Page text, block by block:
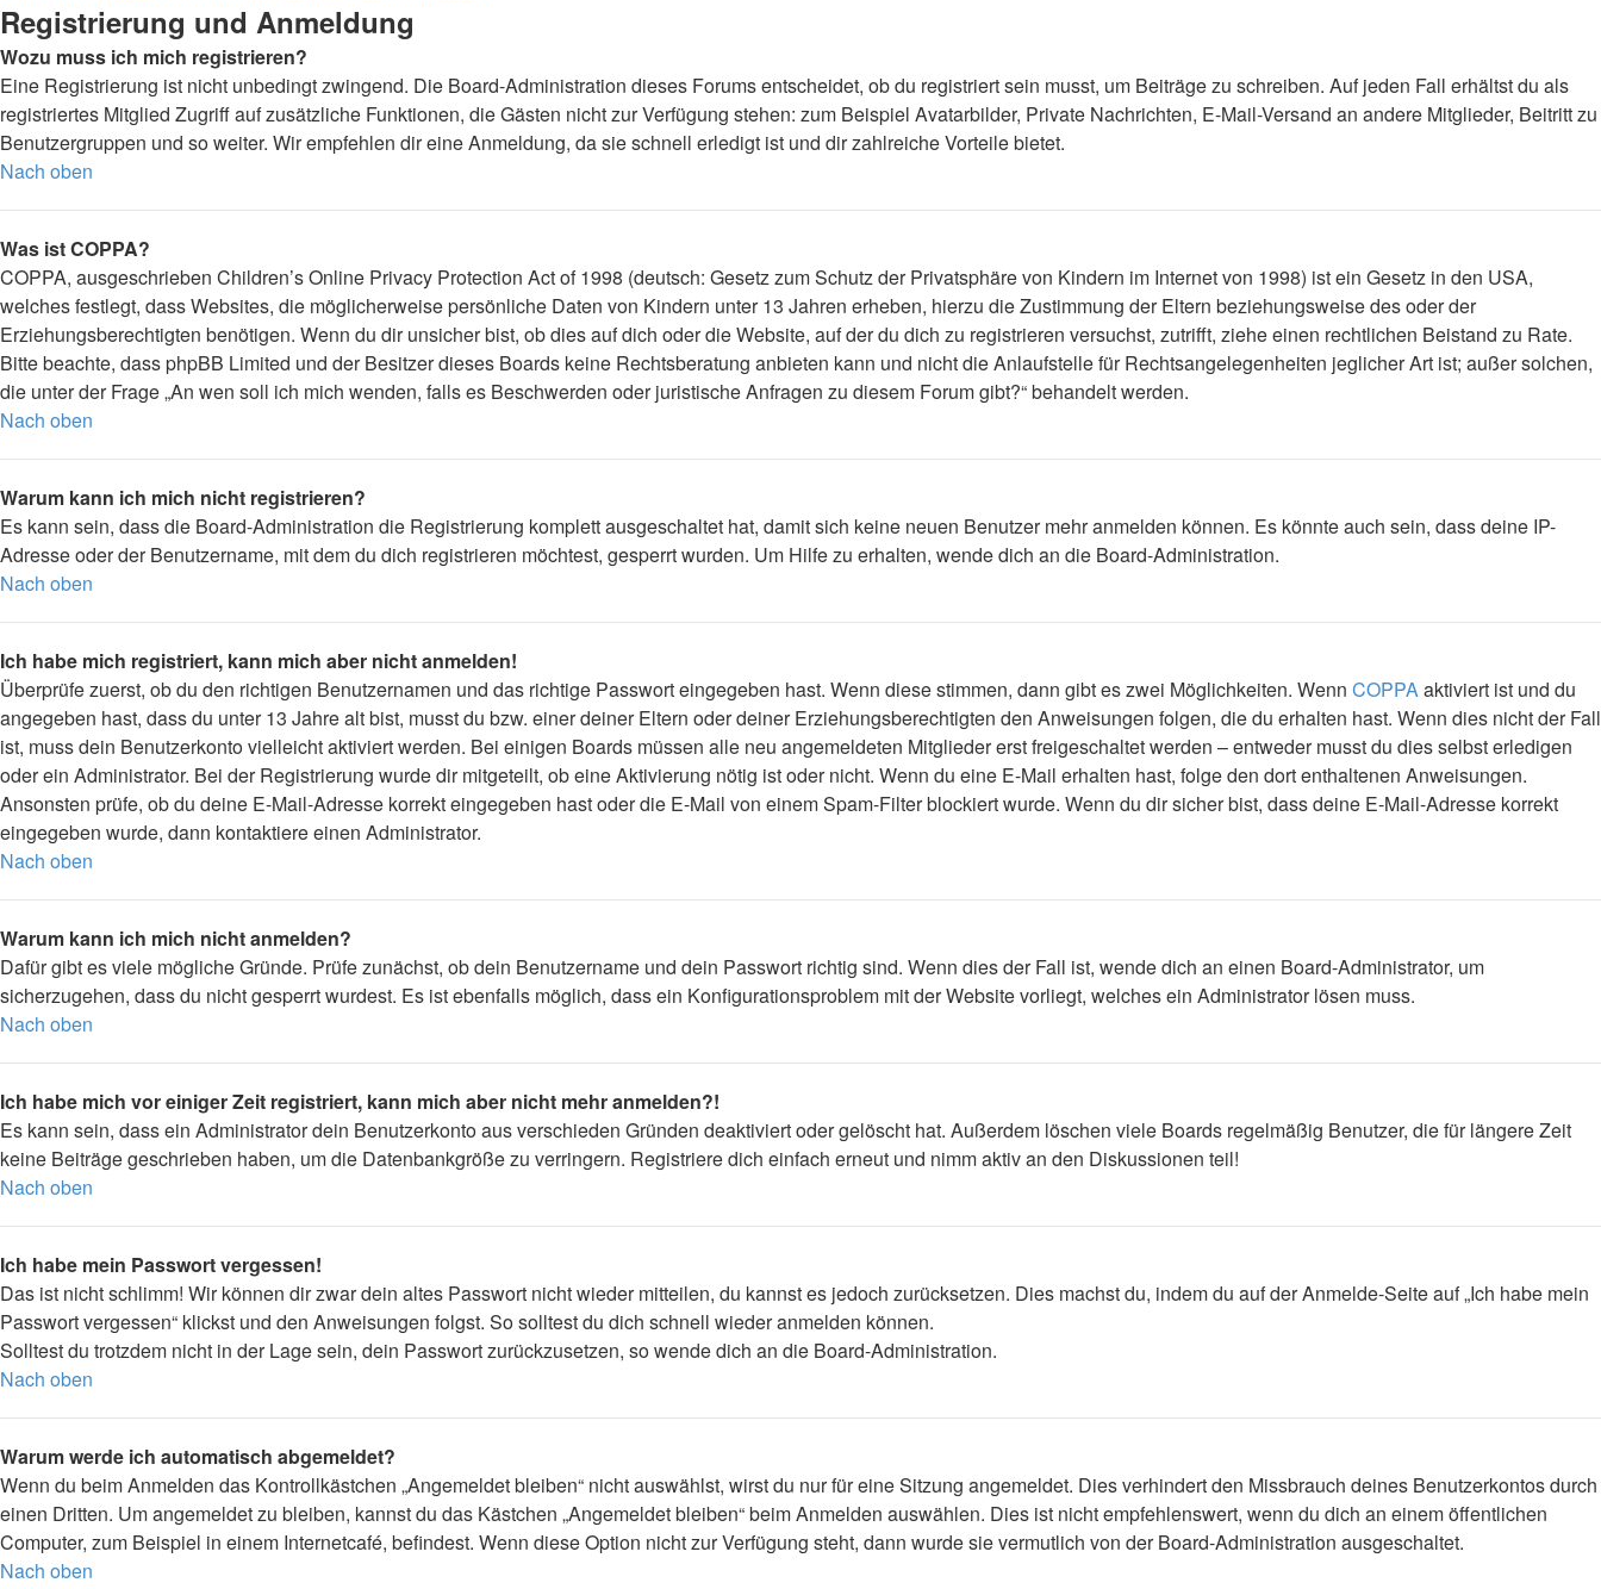
Registrierung und Anmeldung
Wozu muss ich mich registrieren?
Eine Registrierung ist nicht unbedingt zwingend. Die Board-Administration dieses Forums entscheidet, ob du registriert sein musst, um Beiträge zu schreiben. Auf jeden Fall erhältst du als
registriertes Mitglied Zugriff auf zusätzliche Funktionen, die Gästen nicht zur Verfügung stehen: zum Beispiel Avatarbilder, Private Nachrichten, E-Mail-Versand an andere Mitglieder, Beitritt zu
Benutzergruppen und so weiter. Wir empfehlen dir eine Anmeldung, da sie schnell erledigt ist und dir zahlreiche Vorteile bietet.
Nach oben
Was ist COPPA?
COPPA, ausgeschrieben Children’s Online Privacy Protection Act of 1998 (deutsch: Gesetz zum Schutz der Privatsphäre von Kindern im Internet von 1998) ist ein Gesetz in den USA,
welches festlegt, dass Websites, die möglicherweise persönliche Daten von Kindern unter 13 Jahren erheben, hierzu die Zustimmung der Eltern beziehungsweise des oder der
Erziehungsberechtigten benötigen. Wenn du dir unsicher bist, ob dies auf dich oder die Website, auf der du dich zu registrieren versuchst, zutrifft, ziehe einen rechtlichen Beistand zu Rate.
Bitte beachte, dass phpBB Limited und der Besitzer dieses Boards keine Rechtsberatung anbieten kann und nicht die Anlaufstelle für Rechtsangelegenheiten jeglicher Art ist; außer solchen,
die unter der Frage „An wen soll ich mich wenden, falls es Beschwerden oder juristische Anfragen zu diesem Forum gibt?“ behandelt werden.
Nach oben
Warum kann ich mich nicht registrieren?
Es kann sein, dass die Board-Administration die Registrierung komplett ausgeschaltet hat, damit sich keine neuen Benutzer mehr anmelden können. Es könnte auch sein, dass deine IP-
Adresse oder der Benutzername, mit dem du dich registrieren möchtest, gesperrt wurden. Um Hilfe zu erhalten, wende dich an die Board-Administration.
Nach oben
Ich habe mich registriert, kann mich aber nicht anmelden!
Überprüfe zuerst, ob du den richtigen Benutzernamen und das richtige Passwort eingegeben hast. Wenn diese stimmen, dann gibt es zwei Möglichkeiten. Wenn COPPAaktiviert ist und du
angegeben hast, dass du unter 13 Jahre alt bist, musst du bzw. einer deiner Eltern oder deiner Erziehungsberechtigten den Anweisungen folgen, die du erhalten hast. Wenn dies nicht der Fall
ist, muss dein Benutzerkonto vielleicht aktiviert werden. Bei einigen Boards müssen alle neu angemeldeten Mitglieder erst freigeschaltet werden – entweder musst du dies selbst erledigen
oder ein Administrator. Bei der Registrierung wurde dir mitgeteilt, ob eine Aktivierung nötig ist oder nicht. Wenn du eine E-Mail erhalten hast, folge den dort enthaltenen Anweisungen.
Ansonsten prüfe, ob du deine E-Mail-Adresse korrekt eingegeben hast oder die E-Mail von einem Spam-Filter blockiert wurde. Wenn du dir sicher bist, dass deine E-Mail-Adresse korrekt
eingegeben wurde, dann kontaktiere einen Administrator.
Nach oben
Warum kann ich mich nicht anmelden?
Dafür gibt es viele mögliche Gründe. Prüfe zunächst, ob dein Benutzername und dein Passwort richtig sind. Wenn dies der Fall ist, wende dich an einen Board-Administrator, um
sicherzugehen, dass du nicht gesperrt wurdest. Es ist ebenfalls möglich, dass ein Konfigurationsproblem mit der Website vorliegt, welches ein Administrator lösen muss.
Nach oben
Ich habe mich vor einiger Zeit registriert, kann mich aber nicht mehr anmelden?!
Es kann sein, dass ein Administrator dein Benutzerkonto aus verschieden Gründen deaktiviert oder gelöscht hat. Außerdem löschen viele Boards regelmäßig Benutzer, die für längere Zeit
keine Beiträge geschrieben haben, um die Datenbankgröße zu verringern. Registriere dich einfach erneut und nimm aktiv an den Diskussionen teil!
Nach oben
Ich habe mein Passwort vergessen!
Das ist nicht schlimm! Wir können dir zwar dein altes Passwort nicht wieder mitteilen, du kannst es jedoch zurücksetzen. Dies machst du, indem du auf der Anmelde-Seite auf „Ich habe mein
Passwort vergessen“ klickst und den Anweisungen folgst. So solltest du dich schnell wieder anmelden können.
Solltest du trotzdem nicht in der Lage sein, dein Passwort zurückzusetzen, so wende dich an die Board-Administration.
Nach oben
Warum werde ich automatisch abgemeldet?
Wenn du beim Anmelden das Kontrollkästchen „Angemeldet bleiben“ nicht auswählst, wirst du nur für eine Sitzung angemeldet. Dies verhindert den Missbrauch deines Benutzerkontos durch
einen Dritten. Um angemeldet zu bleiben, kannst du das Kästchen „Angemeldet bleiben“ beim Anmelden auswählen. Dies ist nicht empfehlenswert, wenn du dich an einem öffentlichen
Computer, zum Beispiel in einem Internetcafé, befindest. Wenn diese Option nicht zur Verfügung steht, dann wurde sie vermutlich von der Board-Administration ausgeschaltet.
Nach oben